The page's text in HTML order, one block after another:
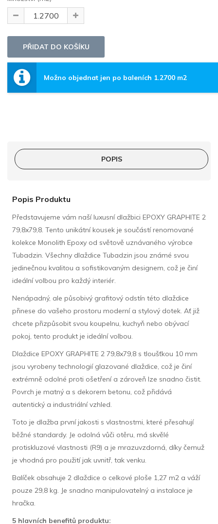
Možno objednat jen po baleních 1.2700 m2
POPIS
Popis Produktu
Představujeme vám naší luxusní dlažbici EPOXY GRAPHITE 2
79,8x79,8. Tento unikátní kousek je součástí renomované
kolekce Monolith Epoxy od světově uznávaného výrobce
Tubadzin. Všechny dlaždice Tubadzin jsou známé svou
jedinečnou kvalitou a sofistikovaným designem, což je činí
ideální volbou pro každý interiér.
Nenápadný, ale působivý grafitový odstín této dlaždice
přinese do vašeho prostoru moderní a stylový dotek. Ať již
chcete přizpůsobit svou koupelnu, kuchyň nebo obývací
pokoj, tento produkt je ideální volbou.
Dlaždice EPOXY GRAPHITE 2 79,8x79,8 s tloušťkou 10 mm
jsou vyrobeny technologií glazované dlaždice, což je činí
extrémně odolné proti ošetření a zároveň lze snadno čistit.
Povrch je matný a s dekorem betonu, což přidává
autentický a industriální vzhled.
Toto je dlažba první jakosti s vlastnostmi, které přesahují
běžné standardy. Je odolná vůči otěru, má skvělé
protiskluzové vlastnosti (R9) a je mrazuvzdorná, díky čemuž
je vhodná pro použití jak uvnitř, tak venku.
Balíček obsahuje 2 dlaždice o celkové ploše 1,27 m2 a váží
pouze 29,8 kg. Je snadno manipulovatelný a instalace je
hračka.
5 hlavních benefitů produktu: